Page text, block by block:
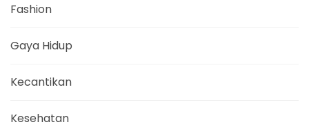
Fashion
Gaya Hidup
Kecantikan
Kesehatan